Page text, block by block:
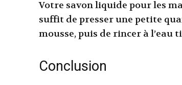
Votre savon liquide pour les
suffit de presser une petite
mousse, puis de rincer à l’eau
Conclusion